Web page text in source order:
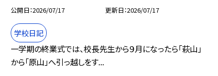
公開日 2026/07/17 更新日 2026/07/17
学校日記
一学期の終業式では、校長先生から９月になったら「萩山」
から「原山」へ引っ越しをす...